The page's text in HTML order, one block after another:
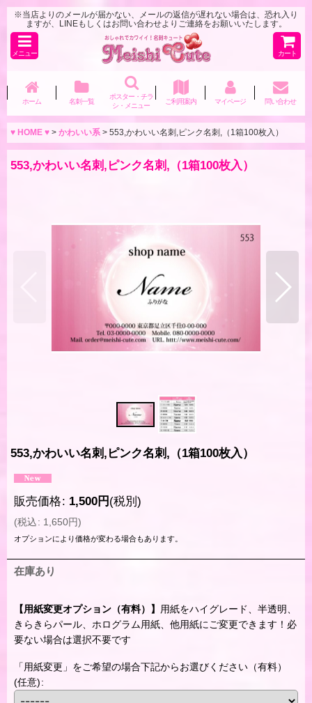
※当店よりのメールが届かない、メールの返信が遅れない場合は、恐れ入り
ますが、LINEもしくはお問い合わせよりご連絡をお願いいたします。
メニュー カート
ホーム 名刺一覧
ポスター・チラ
シ・メニュー
ご利用案内 マイページ 問い合わせ
♥ HOME ♥ > かわいい系 > 553,かわいい名刺,ピンク名刺,（1箱100枚入）
553,かわいい名刺,ピンク名刺,（1箱100枚入）
553,かわいい名刺,ピンク名刺,（1箱100枚入）
販売価格: 1,500円 (税別)
(税込: 1,650円)
オプションにより価格が変わる場合もあります。
在庫あり
【用紙変更オプション（有料）】 用紙をハイグレード、半透明、
きらきらパール、ホログラム用紙、他用紙にご変更できます！必
要ない場合は選択不要です
「用紙変更」をご希望の場合下記からお選びください（有料）
(任意):